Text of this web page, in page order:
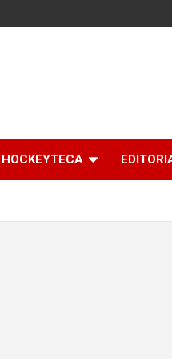
HOCKEYTECA